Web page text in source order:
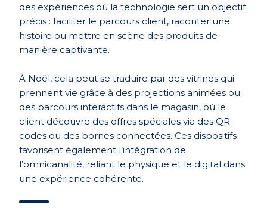
des expériences où la technologie sert un objectif
précis : faciliter le parcours client, raconter une
histoire ou mettre en scène des produits de
manière captivante.
À Noël, cela peut se traduire par des vitrines qui
prennent vie grâce à des projections animées ou
des parcours interactifs dans le magasin, où le
client découvre des offres spéciales via des QR
codes ou des bornes connectées. Ces dispositifs
favorisent également l’intégration de
l’omnicanalité, reliant le physique et le digital dans
une expérience cohérente.